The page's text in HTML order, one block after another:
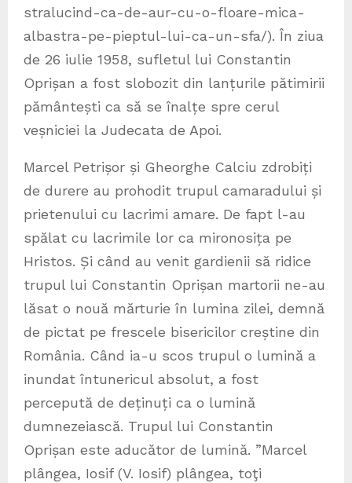
stralucind-ca-de-aur-cu-o-floare-mica-
albastra-pe-pieptul-lui-ca-un-sfa/). În ziua
de 26 iulie 1958, sufletul lui Constantin
Oprișan a fost slobozit din lanțurile pătimirii
pământești ca să se înalțe spre cerul
veșniciei la Judecata de Apoi.
Marcel Petrișor și Gheorghe Calciu zdrobiți
de durere au prohodit trupul camaradului și
prietenului cu lacrimi amare. De fapt l-au
spălat cu lacrimile lor ca mironosița pe
Hristos. Și când au venit gardienii să ridice
trupul lui Constantin Oprișan martorii ne-au
lăsat o nouă mărturie în lumina zilei, demnă
de pictat pe frescele bisericilor creștine din
România. Când ia-u scos trupul o lumină a
inundat întunericul absolut, a fost
percepută de deținuți ca o lumină
dumnezeiască. Trupul lui Constantin
Oprișan este aducător de lumină. ”Marcel
plângea, Iosif (V. Iosif) plângea, toţi